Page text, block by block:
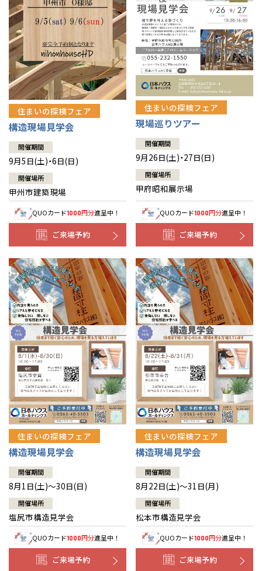
住まいの探検フェア
構造現場見学会
開催期間
9月5日(土)・6日(日)
開催場所
甲州市建築現場
QUOカード1000円分進呈中！
ご来場予約
住まいの探検フェア
現場巡りツアー
開催期間
9月26日(土)・27日(日)
開催場所
甲府昭和展示場
QUOカード1000円分進呈中！
ご来場予約
住まいの探検フェア
構造現場見学会
開催期間
8月1日(土)～30日(日)
開催場所
塩尻市構造見学会
QUOカード1000円分進呈中！
ご来場予約
住まいの探検フェア
構造現場見学会
開催期間
8月22日(土)～31日(月)
開催場所
松本市構造見学会
QUOカード1000円分進呈中！
ご来場予約